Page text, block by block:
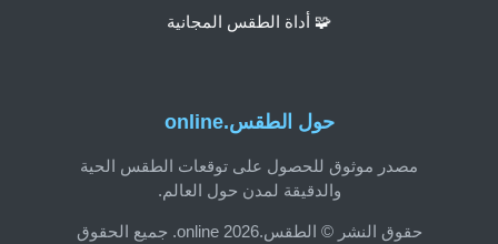
حول الطقس.online
مصدر موثوق للحصول على توقعات الطقس الحية
والدقيقة لمدن حول العالم.
حقوق النشر © الطقس.online 2026. جميع الحقوق
🧩 أداة الطقس المجانية